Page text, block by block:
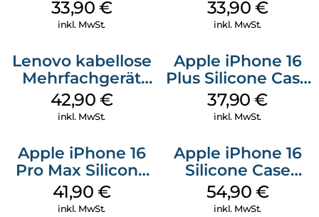
33,90 €
inkl. MwSt.
Mobile
33,90 €
inkl. MwSt.
Lenovo kabellose
Mehrfachgerät
Luna Grey
42,90 €
inkl. MwSt.
Apple iPhone 16
Plus Silicone Case
MagSafe Lake
Green
37,90€
inkl. MwSt.
Apple iPhone 16
Pro Max Silicone
Case MagSafe
Ultramarine
41,90 €
inkl. MwSt.
Apple iPhone 16
Silicone Case
MagSafe Black
54,90 €
inkl. MwSt.